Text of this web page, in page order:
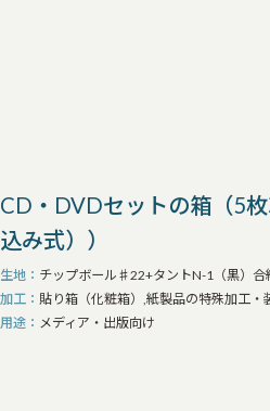
CD・DVDセットの箱（5
込み式））
生地
チップボール♯22+タントN-1（黒）合
加工
貼り箱（化粧箱）,紙製品の特殊加工・
用途
メディア・出版向け